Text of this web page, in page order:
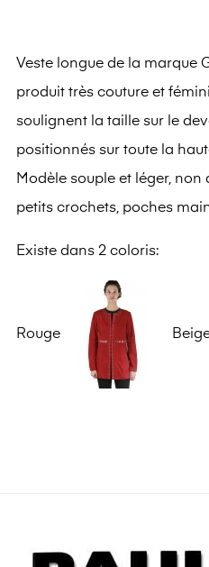
Veste longue de la marque
produit très couture et
soulignent la taille sur le
positionnés sur toute la
Modèle souple et léger, non
petits crochets, poches
Existe dans 2 coloris:
Rouge